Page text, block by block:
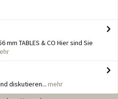
mm TABLES & CO Hier sind Sie
diskutieren... mehr